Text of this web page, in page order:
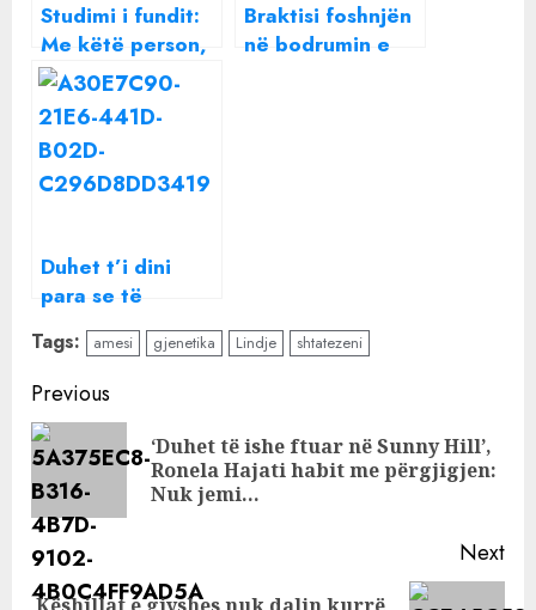
Studimi i fundit:
Me këtë person,
partneri juaj ka
më shumë gjasa
t’ju tradhtojë
Braktisi foshnjën
në bodrumin e
Duhet t’i dini
para se të
udhëtoni, 6
gjërat që i
ndodhin trupit
kur jeni në avion
Tags: amesi gjenetika Lindje shtatezeni
Continue
Reading
Previous
‘Duhet të ishe ftuar në Sunny Hill’,
Ronela Hajati habit me përgjigjen:
Nuk jemi…
Next